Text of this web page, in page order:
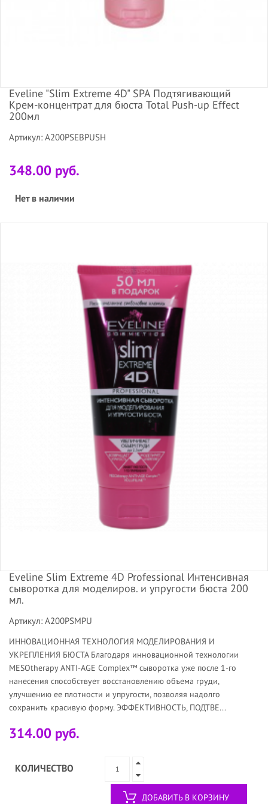
Eveline "Slim Extreme 4D" SPA Подтягивающий
Крем-концентрат для бюста Total Push-up Effect
200мл
Артикул: A200PSEВPUSH
348.00 руб.
Нет в наличии
Eveline Slim Extreme 4D Professional Интенсивная
сыворотка для моделиров. и упругости бюста 200
мл.
Артикул: A200PSMPU
ИННОВАЦИОННАЯ ТЕХНОЛОГИЯ МОДЕЛИРОВАНИЯ И
УКРЕПЛЕНИЯ БЮСТА Благодаря инновационной технологии
MESOtherapy ANTI-AGE Complex™ сыворотка уже после 1-го
нанесения способствует восстановлению объема груди,
улучшению ее плотности и упругости, позволяя надолго
сохранить красивую форму. ЭФФЕКТИВНОСТЬ, ПОДТВЕ...
314.00 руб.
КОЛИЧЕСТВО
ДОБАВИТЬ В КОРЗИНУ